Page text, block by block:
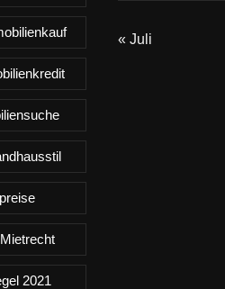
Mietrecht
2021
« Juli